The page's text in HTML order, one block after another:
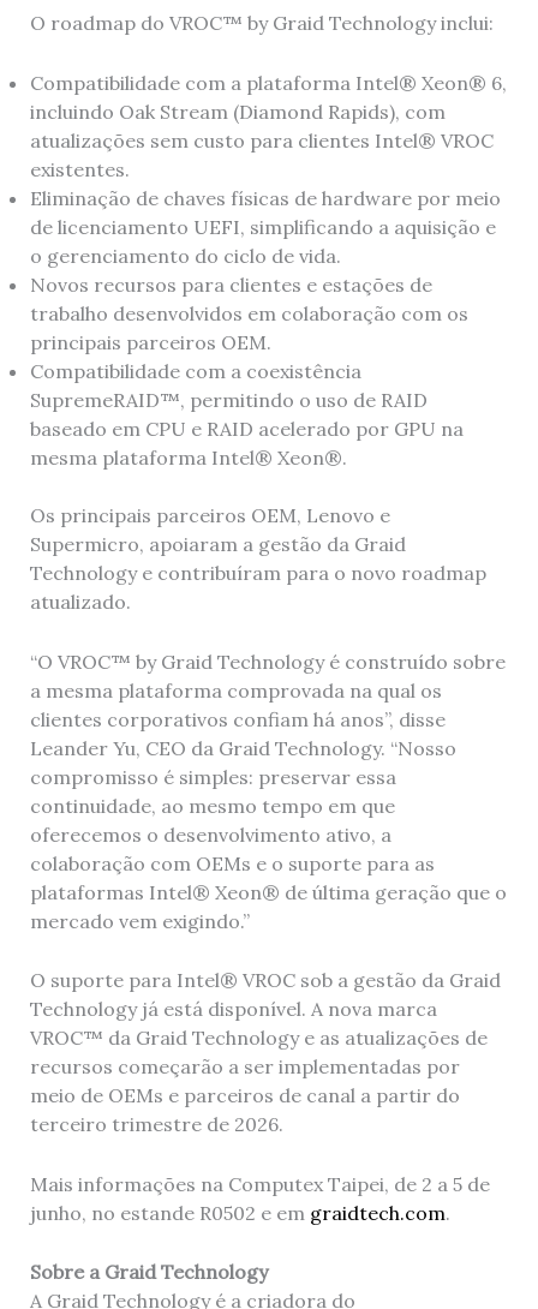
O roadmap do VROC™ by Graid Technology inclui:
Compatibilidade com a plataforma Intel® Xeon® 6,
incluindo Oak Stream (Diamond Rapids), com
atualizações sem custo para clientes Intel® VROC
existentes.
Eliminação de chaves físicas de hardware por meio
de licenciamento UEFI, simplificando a aquisição e
o gerenciamento do ciclo de vida.
Novos recursos para clientes e estações de
trabalho desenvolvidos em colaboração com os
principais parceiros OEM.
Compatibilidade com a coexistência
SupremeRAID™, permitindo o uso de RAID
baseado em CPU e RAID acelerado por GPU na
mesma plataforma Intel® Xeon®.
Os principais parceiros OEM, Lenovo e
Supermicro, apoiaram a gestão da Graid
Technology e contribuíram para o novo roadmap
atualizado.
“O VROC™ by Graid Technology é construído sobre
a mesma plataforma comprovada na qual os
clientes corporativos confiam há anos”, disse
Leander Yu, CEO da Graid Technology. “Nosso
compromisso é simples: preservar essa
continuidade, ao mesmo tempo em que
oferecemos o desenvolvimento ativo, a
colaboração com OEMs e o suporte para as
plataformas Intel® Xeon® de última geração que o
mercado vem exigindo.”
O suporte para Intel® VROC sob a gestão da Graid
Technology já está disponível. A nova marca
VROC™ da Graid Technology e as atualizações de
recursos começarão a ser implementadas por
meio de OEMs e parceiros de canal a partir do
terceiro trimestre de 2026.
Mais informações na Computex Taipei, de 2 a 5 de
junho, no estande R0502 e em graidtech.com.
Sobre a Graid Technology
A Graid Technology é a criadora do